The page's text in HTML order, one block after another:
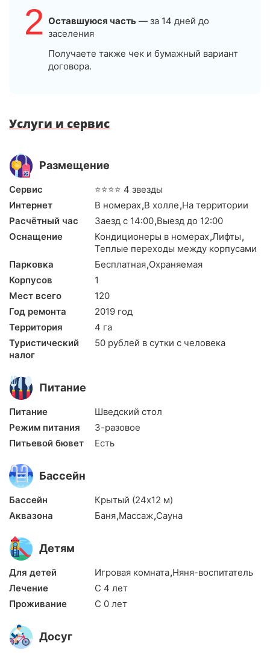
стилем, имеет современное оснащение, панорамные
окна. Ванные комнаты с душем и соответствующими
косметическими принадлежностями.
Питание
разнообразием сортов кофе, а «Скай-бар» на верхнем
видами на горы. Дополнительно здесь представлен
изысканный ресторан с живой музыкой «Азимут».
Медицинская база
«Роза Ветров» — это современный центр здоровья,
созданный в 2019 году и являющийся самым передовым
в горном кластере Северной Осетии. В его состав
входят бальнеологическое, физиотерапевтическое и
диагностическое отделения.
Здесь созданы все условия для проведения лечебных и
оздоровительных процедур:
уютные кабинеты
современное оборудование
индивидуальные программы
высококвалифицированные специалисты.
Программы лечения охватывают общее оздоровление
организма, лечение заболеваний органов дыхания,
гинекологических и урологических заболеваний,
аллергических и иммунологических состояний,
заболеваний ЖКТ, опорно-двигательной, нервной и
сердечно-сосудистой систем.
2 Оставшуюся часть — за 14 дней до
заселения
Получаете также чек и бумажный вариант
договора.
Услуги и сервис
Размещение
Сервис
⭐⭐⭐⭐ 4 звезды
Интернет
В номерах,В холле,На территории
Расчётный час
Заезд с 14:00,Выезд до 12:00
Оснащение
Кондиционеры в номерах,Лифты,
Теплые переходы между корпусами
Парковка
Бесплатная,Охраняемая
Корпусов
1
Мест всего
120
Год ремонта
2019 год
Территория
4 га
Туристический
налог
50 рублей в сутки с человека
Питание
Питание
Шведский стол
Режим питания
3-разовое
Питьевой бювет
Есть
Бассейн
Бассейн
Крытый (24х12 м)
Аквазона
Баня,Массаж,Сауна
Детям
Для детей Игровая комната,Няня-воспитатель
Лечение
С 4 лет
Проживание
С 0 лет
Досуг